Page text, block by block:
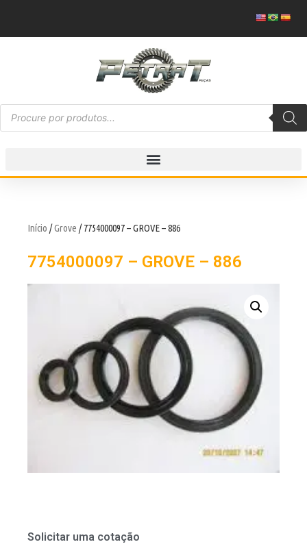
Início /Grove / 7754000097 – GROVE – 886
7754000097 – GROVE – 886
Solicitar uma cotação